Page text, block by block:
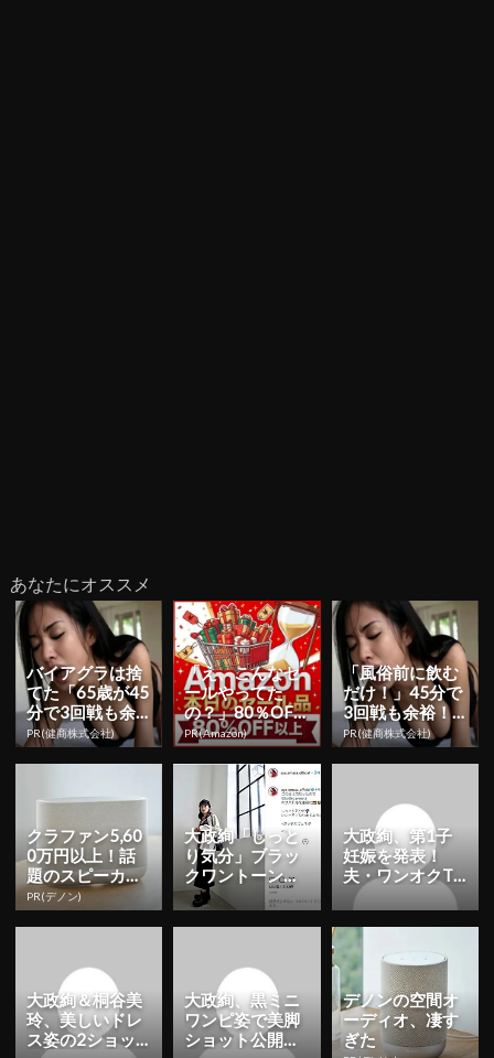
あなたにオススメ
バイアグラは捨
てた「65歳が45
分で3回戦も余
裕」980円で朝
まで絶好調！
PR(健商株式会社)
「え、こんなセ
ールやってた
の？」80％OFF
以上が続々登
場！Amazonの本
気が...
PR(Amazon)
「風俗前に飲む
だけ！」45分で
3回戦も余裕！1
日31円で朝まで
絶好調
PR(健商株式会社)
クラファン5,60
0万円以上！話
題のスピーカー
を試してみた
PR(デノン)
大政絢「しっと
り気分」ブラッ
クワントーンの
クールな私服コ
ーデ披露！
大政絢、第1子
妊娠を発表！
夫・ワンオクTor
uと2ショットで
報告「母子共に
健康に...
大政絢＆桐谷美
玲、美しいドレ
ス姿の2ショッ
大政絢、黒ミニ
ワンピ姿で美脚
ショット公開！
デノンの空間オ
ーディオ、凄す
ぎた